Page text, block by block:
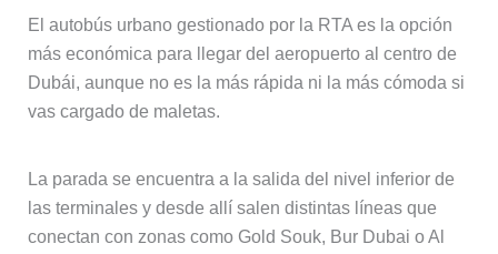
El autobús urbano gestionado por la RTA es la opción
más económica para llegar del aeropuerto al centro de
Dubái, aunque no es la más rápida ni la más cómoda si
vas cargado de maletas.
La parada se encuentra a la salida del nivel inferior de
las terminales y desde allí salen distintas líneas que
conectan con zonas como Gold Souk, Bur Dubai o Al